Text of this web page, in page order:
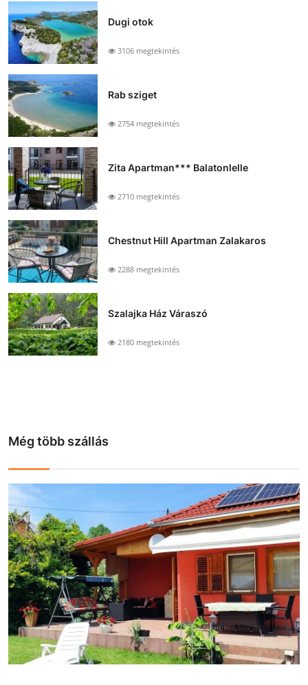
Dugi otok
3106 megtekintés
Rab sziget
2754 megtekintés
Zita Apartman*** Balatonlelle
2710 megtekintés
Chestnut Hill Apartman Zalakaros
2288 megtekintés
Szalajka Ház Váraszó
2180 megtekintés
Még több szállás